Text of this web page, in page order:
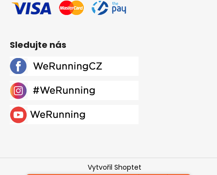
Sledujte nás
Vytvořil Shoptet